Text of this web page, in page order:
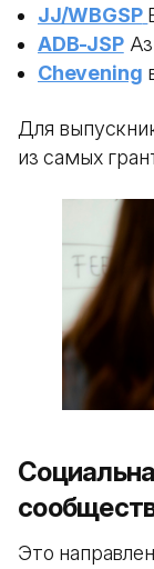
JJ/WBGSP
ADB-JSP
Chevening
Для
из самых
Это